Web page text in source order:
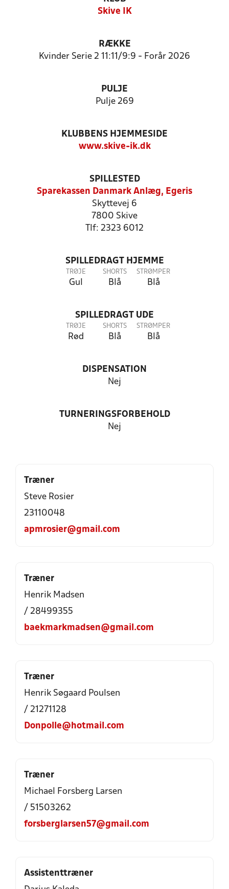
Skive IK
RÆKKE
Kvinder Serie 2 11:11/9:9 - Forår 2026
PULJE
Pulje 269
KLUBBENS HJEMMESIDE
www.skive-ik.dk
SPILLESTED
Sparekassen Danmark Anlæg, Egeris
Skyttevej 6
7800 Skive
Tlf: 2323 6012
SPILLEDRAGT HJEMME
TRØJE
Gul
SHORTS
Blå
STRØMPER
Blå
SPILLEDRAGT UDE
TRØJE
Rød
SHORTS
Blå
STRØMPER
Blå
DISPENSATION
Nej
TURNERINGSFORBEHOLD
Nej
Træner
Steve Rosier
23110048
apmrosier@gmail.com
Træner
Henrik Madsen
/ 28499355
baekmarkmadsen@gmail.com
Træner
Henrik Søgaard Poulsen
/ 21271128
Donpolle@hotmail.com
Træner
Michael Forsberg Larsen
/ 51503262
forsberglarsen57@gmail.com
Assistenttræner